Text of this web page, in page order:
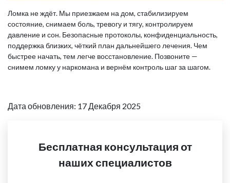
Ломка не ждёт. Мы приезжаем на дом, стабилизируем
состояние, снимаем боль, тревогу и тягу, контролируем
давление и сон. Безопасные протоколы, конфиденциальность,
поддержка близких, чёткий план дальнейшего лечения. Чем
быстрее начать, тем легче восстановление. Позвоните —
снимем ломку у наркомана и вернём контроль шаг за шагом.
Дата обновления: 17 Декабря 2025
Бесплатная консультация от
наших специалистов